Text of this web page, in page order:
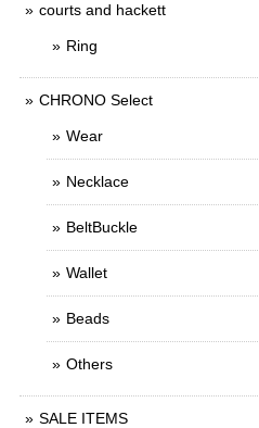
courts and hackett
Ring
CHRONO Select
Wear
Necklace
BeltBuckle
Wallet
Beads
Others
SALE ITEMS